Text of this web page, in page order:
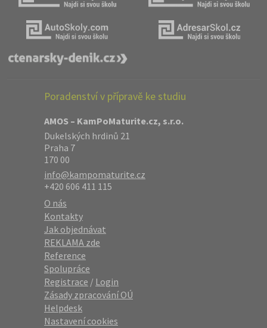
Poradenství v přípravě ke studiu
AMOS – KamPoMaturite.cz, s.r.o.
Dukelských hrdinů 21
Praha 7
170 00
info@kampomaturite.cz
+420 606 411 115
O nás
Kontakty
Jak objednávat
REKLAMA zde
Reference
Spolupráce
Registrace / Login
Zásady zpracování OÚ
Helpdesk
Nastavení cookies